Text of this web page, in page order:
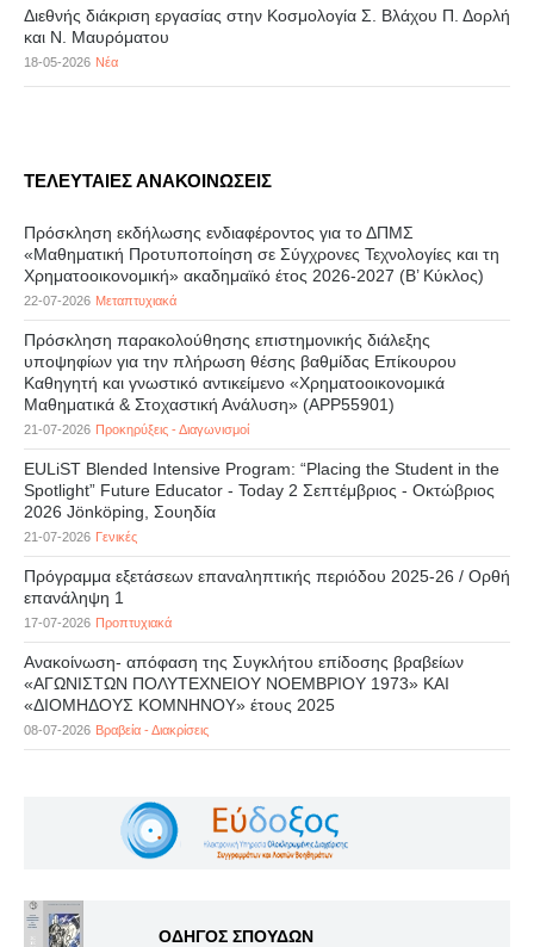
Διεθνής διάκριση εργασίας στην Κοσμολογία Σ. Βλάχου Π. Δορλή
και Ν. Μαυρόματου
18-05-2026 Νέα
ΤΕΛΕΥΤΑΙΕΣ ΑΝΑΚΟΙΝΩΣΕΙΣ
Πρόσκληση εκδήλωσης ενδιαφέροντος για το ΔΠΜΣ
«Μαθηματική Προτυποποίηση σε Σύγχρονες Τεχνολογίες και τη
Χρηματοοικονομική» ακαδημαϊκό έτος 2026-2027 (B’ Kύκλος)
22-07-2026 Μεταπτυχιακά
Πρόσκληση παρακολούθησης επιστημονικής διάλεξης
υποψηφίων για την πλήρωση θέσης βαθμίδας Επίκουρου
Καθηγητή και γνωστικό αντικείμενο «Χρηματοοικονομικά
Μαθηματικά & Στοχαστική Ανάλυση» (APP55901)
21-07-2026 Προκηρύξεις - Διαγωνισμοί
EULiST Blended Intensive Program: “Placing the Student in the
Spotlight” Future Educator - Today 2 Σεπτέμβριος - Οκτώβριος
2026 Jönköping, Σουηδία
21-07-2026 Γενικές
Πρόγραμμα εξετάσεων επαναληπτικής περιόδου 2025-26 / Ορθή
επανάληψη 1
17-07-2026 Προπτυχιακά
Ανακοίνωση- απόφαση της Συγκλήτου επίδοσης βραβείων
«ΑΓΩΝΙΣΤΩΝ ΠΟΛΥΤΕΧΝΕΙΟΥ ΝΟΕΜΒΡΙΟΥ 1973» ΚΑΙ
«ΔΙΟΜΗΔΟΥΣ ΚΟΜΝΗΝΟΥ» έτους 2025
08-07-2026 Βραβεία - Διακρίσεις
ΟΔΗΓΟΣ ΣΠΟΥΔΩΝ